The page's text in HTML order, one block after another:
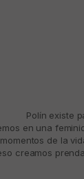
Polín existe
en una
momentos de la
creamos